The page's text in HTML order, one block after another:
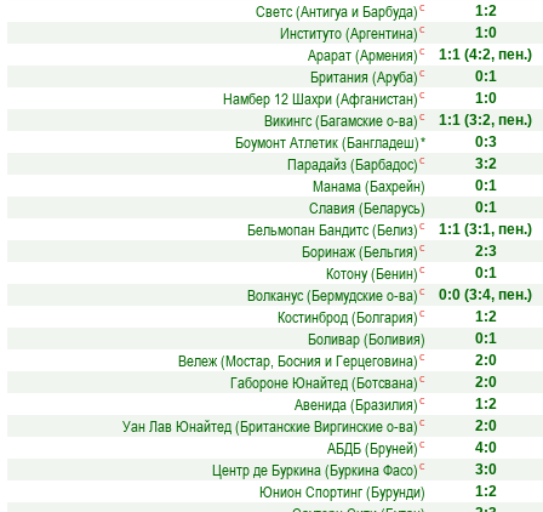
Светс (Антигуа и Барбуда) с 1:2
Институто (Аргентина) с 1:0
Арарат (Армения) с 1:1 (4:2, пен.)
Британия (Аруба) с 0:1
Намбер 12 Шахри (Афганистан) с 1:0
Викингс (Багамские о-ва) с 1:1 (3:2, пен.)
Боумонт Атлетик (Бангладеш)* 0:3
Парадайз (Барбадос) с 3:2
Манама (Бахрейн) 0:1
Славия (Беларусь) 0:1
Бельмопан Бандитс (Белиз) с 1:1 (3:1, пен.)
Боринаж (Бельгия) с 2:3
Котону (Бенин) с 0:1
Волканус (Бермудские о-ва) с 0:0 (3:4, пен.)
Костинброд (Болгария) с 1:2
Боливар (Боливия) 0:1
Вележ (Мостар, Босния и Герцеговина) с 2:0
Габороне Юнайтед (Ботсвана) с 2:0
Авенида (Бразилия) с 1:2
Уан Лав Юнайтед (Британские Виргинские о-ва) с 2:0
АБДБ (Бруней) с 4:0
Центр де Буркина (Буркина Фасо) с 3:0
Юнион Спортинг (Бурунди) 1:2